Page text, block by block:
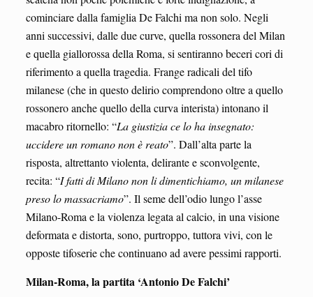
cominciare dalla famiglia De Falchi ma non solo. Negli
anni successivi, dalle due curve, quella rossonera del Milan
e quella giallorossa della Roma, si sentiranno beceri cori di
riferimento a quella tragedia. Frange radicali del tifo
milanese (che in questo delirio comprendono oltre a quello
rossonero anche quello della curva interista) intonano il
macabro ritornello: “La giustizia ce lo ha insegnato:
uccidere un romano non è reato”. Dall’alta parte la
risposta, altrettanto violenta, delirante e sconvolgente,
recita: “I fatti di Milano non lidimentichiamo, un milanese
preso lo massacriamo”. Il seme dell’odio lungo l’asse
Milano-Roma e la violenza legata al calcio, in una visione
deformata e distorta, sono, purtroppo, tuttora vivi, con le
opposte tifoserie che continuano ad avere pessimi rapporti.
Milan-Roma, la partita ‘Antonio De Falchi’